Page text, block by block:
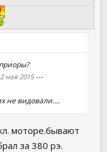
ноя 2015---
не видовали....
моторе.бывают
за 380 рэ.